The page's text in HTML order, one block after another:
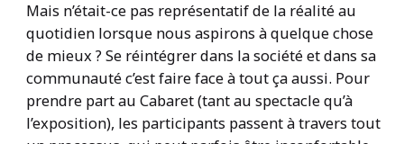
Mais n’était-ce pas représentatif de la réalité au
quotidien lorsque nous aspirons à quelque chose
de mieux ? Se réintégrer dans la société et dans sa
communauté c’est faire face à tout ça aussi. Pour
prendre part au Cabaret (tant au spectacle qu’à
l’exposition), les participants passent à travers tout